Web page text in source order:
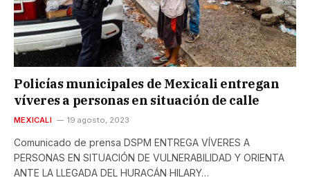
Policías municipales de Mexicali entregan
víveres a personas en situación de calle
MEXICALI 19 agosto, 2023
Comunicado de prensa DSPM ENTREGA VÍVERES A
PERSONAS EN SITUACIÓN DE VULNERABILIDAD Y ORIENTA
ANTE LA LLEGADA DEL HURACÁN HILARY…